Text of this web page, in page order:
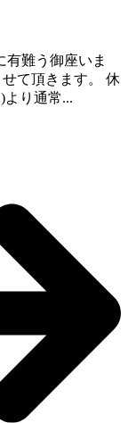
有難う御座いま
て頂きます。 休
より通常...